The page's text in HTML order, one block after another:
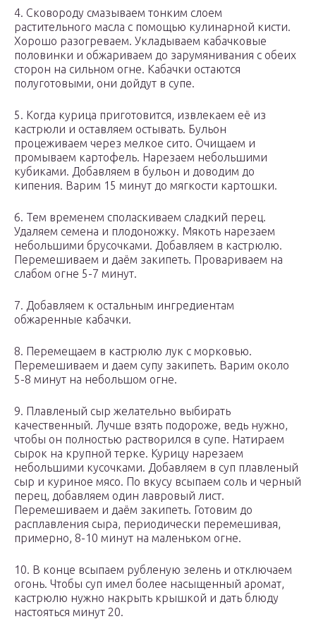
4. Сковороду смазываем тонким слоем
растительного масла с помощью кулинарной кисти.
Хорошо разогреваем. Укладываем кабачковые
половинки и обжариваем до зарумянивания с обеих
сторон на сильном огне. Кабачки остаются
полуготовыми, они дойдут в супе.
5. Когда курица приготовится, извлекаем её из
кастрюли и оставляем остывать. Бульон
процеживаем через мелкое сито. Очищаем и
промываем картофель. Нарезаем небольшими
кубиками. Добавляем в бульон и доводим до
кипения. Варим 15 минут до мягкости картошки.
6. Тем временем споласкиваем сладкий перец.
Удаляем семена и плодоножку. Мякоть нарезаем
небольшими брусочками. Добавляем в кастрюлю.
Перемешиваем и даём закипеть. Провариваем на
слабом огне 5-7 минут.
7. Добавляем к остальным ингредиентам
обжаренные кабачки.
8. Перемещаем в кастрюлю лук с морковью.
Перемешиваем и даем супу закипеть. Варим около
5-8 минут на небольшом огне.
9. Плавленый сыр желательно выбирать
качественный. Лучше взять подороже, ведь нужно,
чтобы он полностью растворился в супе. Натираем
сырок на крупной терке. Курицу нарезаем
небольшими кусочками. Добавляем в суп плавленый
сыр и куриное мясо. По вкусу всыпаем соль и черный
перец, добавляем один лавровый лист.
Перемешиваем и даём закипеть. Готовим до
расплавления сыра, периодически перемешивая,
примерно, 8-10 минут на маленьком огне.
10. В конце всыпаем рубленую зелень и отключаем
огонь. Чтобы суп имел более насыщенный аромат,
кастрюлю нужно накрыть крышкой и дать блюду
настояться минут 20.